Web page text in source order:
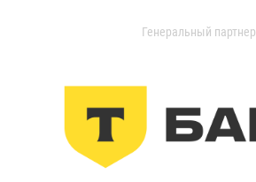
Генеральный партнер